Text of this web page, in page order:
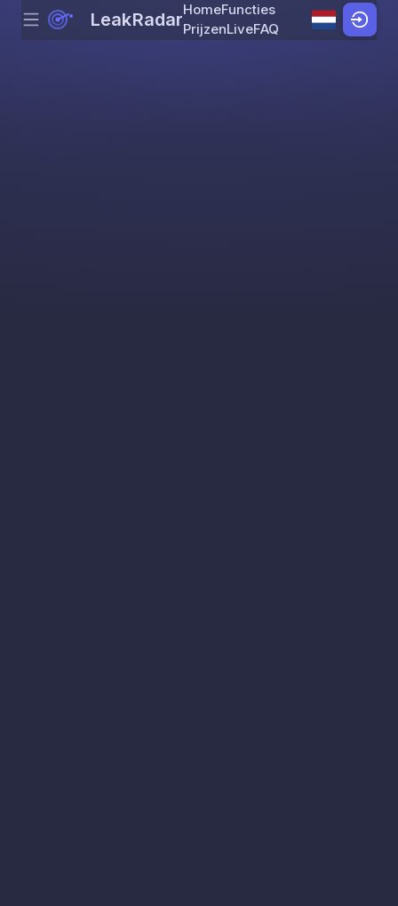
Skip to content
Menu LeakRadarHomeFuncties
PrijzenLiveFAQ